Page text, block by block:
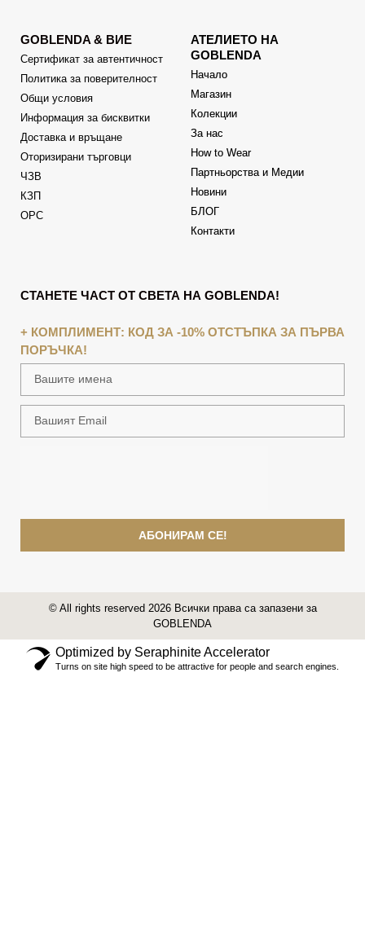
GOBLENDA & ВИЕ
Сертификат за автентичност
Политика за поверителност
Общи условия
Информация за бисквитки
Доставка и връщане
Оторизирани търговци
ЧЗВ
КЗП
ОРС
АТЕЛИЕТО НА
GOBLENDA
Начало
Магазин
Колекции
За нас
How to Wear
Партньорства и Медии
Новини
БЛОГ
Контакти
СТАНЕТЕ ЧАСТ ОТ СВЕТА НА GOBLENDA!
+ КОМПЛИМЕНТ: КОД ЗА -10% ОТСТЪПКА ЗА ПЪРВА
ПОРЪЧКА!
АБОНИРАМ СЕ!
© All rights reserved 2026 Всички права са запазени за
GOBLENDA
Optimized by Seraphinite Accelerator
Turns on site high speed to be attractive for people and search engines.